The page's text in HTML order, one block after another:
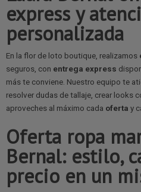
express y
personalizada
En la flor de loto boutique, realizamos
seguros, con entrega express
más te conviene. Nuestro equipo te
resolver dudas de tallaje, crear looks
aproveches al máximo cada oferta y
Oferta ropa
Bernal: estilo,
precio en un